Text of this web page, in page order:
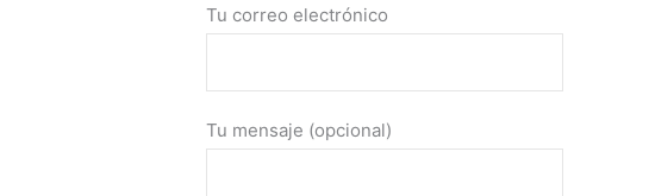
Tu correo electrónico
Tu mensaje (opcional)